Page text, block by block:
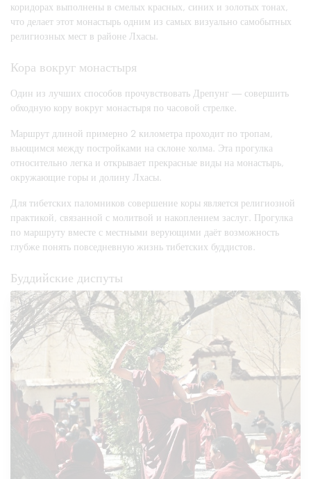
коридорах выполнены в смелых красных, синих и золотых тонах,
что делает этот монастырь одним из самых визуально самобытных
религиозных мест в районе Лхасы.
Кора вокруг монастыря
Один из лучших способов прочувствовать Дрепунг — совершить
обходную кору вокруг монастыря по часовой стрелке.
Маршрут длиной примерно 2 километра проходит по тропам,
вьющимся между постройками на склоне холма. Эта прогулка
относительно легка и открывает прекрасные виды на монастырь,
окружающие горы и долину Лхасы.
Для тибетских паломников совершение коры является религиозной
практикой, связанной с молитвой и накоплением заслуг. Прогулка
по маршруту вместе с местными верующими даёт возможность
глубже понять повседневную жизнь тибетских буддистов.
Буддийские диспуты